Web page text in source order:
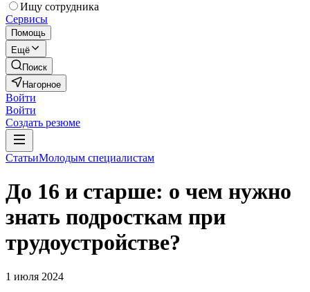
Ищу сотрудника
Сервисы
Помощь
Ещё
Поиск
Нагорное
Войти
Войти
Создать резюме
СтатьиМолодым специалистам
До 16 и старше: о чем нужно
знать подросткам при
трудоустройстве?
1 июля 2024